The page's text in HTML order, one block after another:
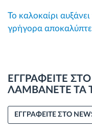
Το καλοκαίρι
γρήγορα
ΕΓΓΡΑΦΕΙΤΕ
ΛΑΜΒΑΝΕΤΕ ΤΑ
ΕΓΓΡΑΦΕΙΤΕ ΣΤΟ